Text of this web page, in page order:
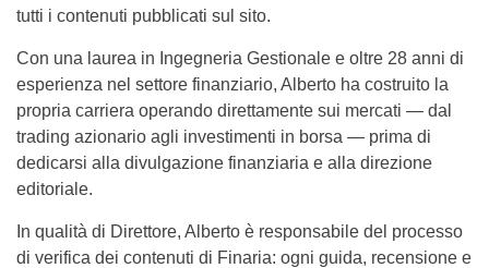
tutti i contenuti pubblicati sul sito.
Con una laurea in Ingegneria Gestionale e oltre 28 anni di
esperienza nel settore finanziario, Alberto ha costruito la
propria carriera operando direttamente sui mercati — dal
trading azionario agli investimenti in borsa — prima di
dedicarsi alla divulgazione finanziaria e alla direzione
editoriale.
In qualità di Direttore, Alberto è responsabile del processo
di verifica dei contenuti di Finaria: ogni guida, recensione e